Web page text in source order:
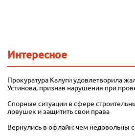
Интересное
Прокуратура Калуги удовлетворила
Устинова, признав нарушения при
Спорные ситуации в сфере
ловушек и защитить свои права
Вернулись в офлайн: чем недовольны